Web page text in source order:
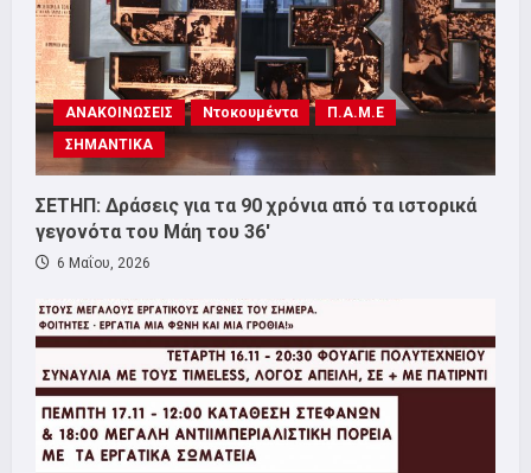
ΑΝΑΚΟΙΝΩΣΕΙΣ Ντοκουμέντα
Π.Α.Μ.Ε
ΣΗΜΑΝΤΙΚΑ
ΣΕΤΗΠ: Δράσεις για τα 90 χρόνια από τα ιστορικά
γεγονότα του Μάη του 36′
6 Μαΐου, 2026